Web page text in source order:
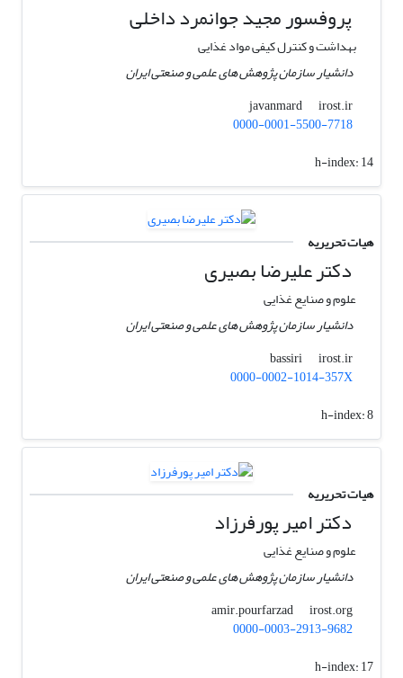
پروفسور مجید جوانمرد داخلی
بهداشت و کنترل کیفی مواد غذایی
دانشیار سازمان پژوهش های علمی و صنعتی ایران
javanmard
irost.ir
0000-0001-5500-7718
h-index:14
هیات تحریریه
دکتر علیرضا بصیری
علوم و صنایع غذایی
دانشیار سازمان پژوهش های علمی و صنعتی ایران
bassiri
irost.ir
0000-0002-1014-357X
h-index:8
هیات تحریریه
دکتر امیر پورفرزاد
علوم و صنایع غذایی
دانشیار سازمان پژوهش های علمی و صنعتی ایران
amir.pourfarzad
irost.org
0000-0003-2913-9682
h-index:17